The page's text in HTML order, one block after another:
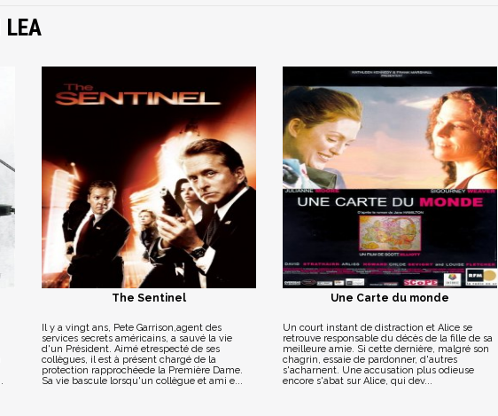
LEA
The Sentinel
Il y a vingt ans, Pete Garrison,agent des
services secrets américains, a sauvé la vie
d'un Président. Aimé etrespecté de ses
collègues, il est à présent chargé de la
protection rapprochéede la Première Dame.
Sa vie bascule lorsqu'un collègue et ami e...
Une Carte du monde
Un court instant de distraction et Alice se
retrouve responsable du décès de la fille de sa
meilleure amie. Si cette dernière, malgré son
chagrin, essaie de pardonner, d'autres
s'acharnent. Une accusation plus odieuse
encore s'abat sur Alice, qui dev...